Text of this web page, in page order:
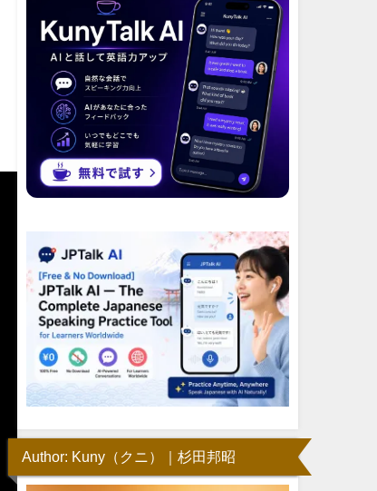
Author: Kuny（クニ）｜杉田邦昭